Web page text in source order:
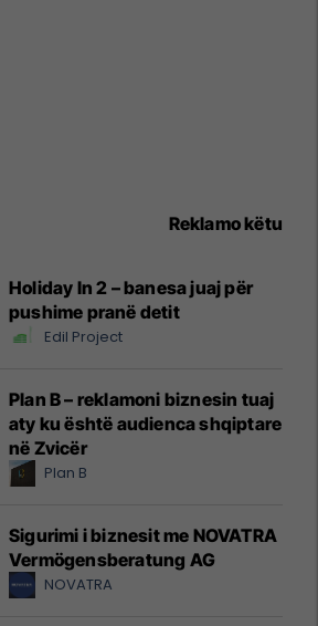
Reklamo këtu
Holiday In 2 – banesa juaj për
pushime pranë detit
Edil Project
Plan B – reklamoni biznesin tuaj
aty ku është audienca shqiptare
në Zvicër
Plan B
Sigurimi i biznesit me NOVATRA
Vermögensberatung AG
NOVATRA